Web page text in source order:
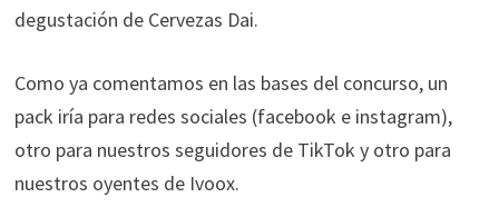
degustación de Cervezas Dai.
Como ya comentamos en las bases del concurso, un
pack iría para redes sociales (facebook e instagram),
otro para nuestros seguidores de TikTok y otro para
nuestros oyentes de Ivoox.